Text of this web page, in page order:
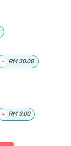
- RM 30.00
+ RM 3.00